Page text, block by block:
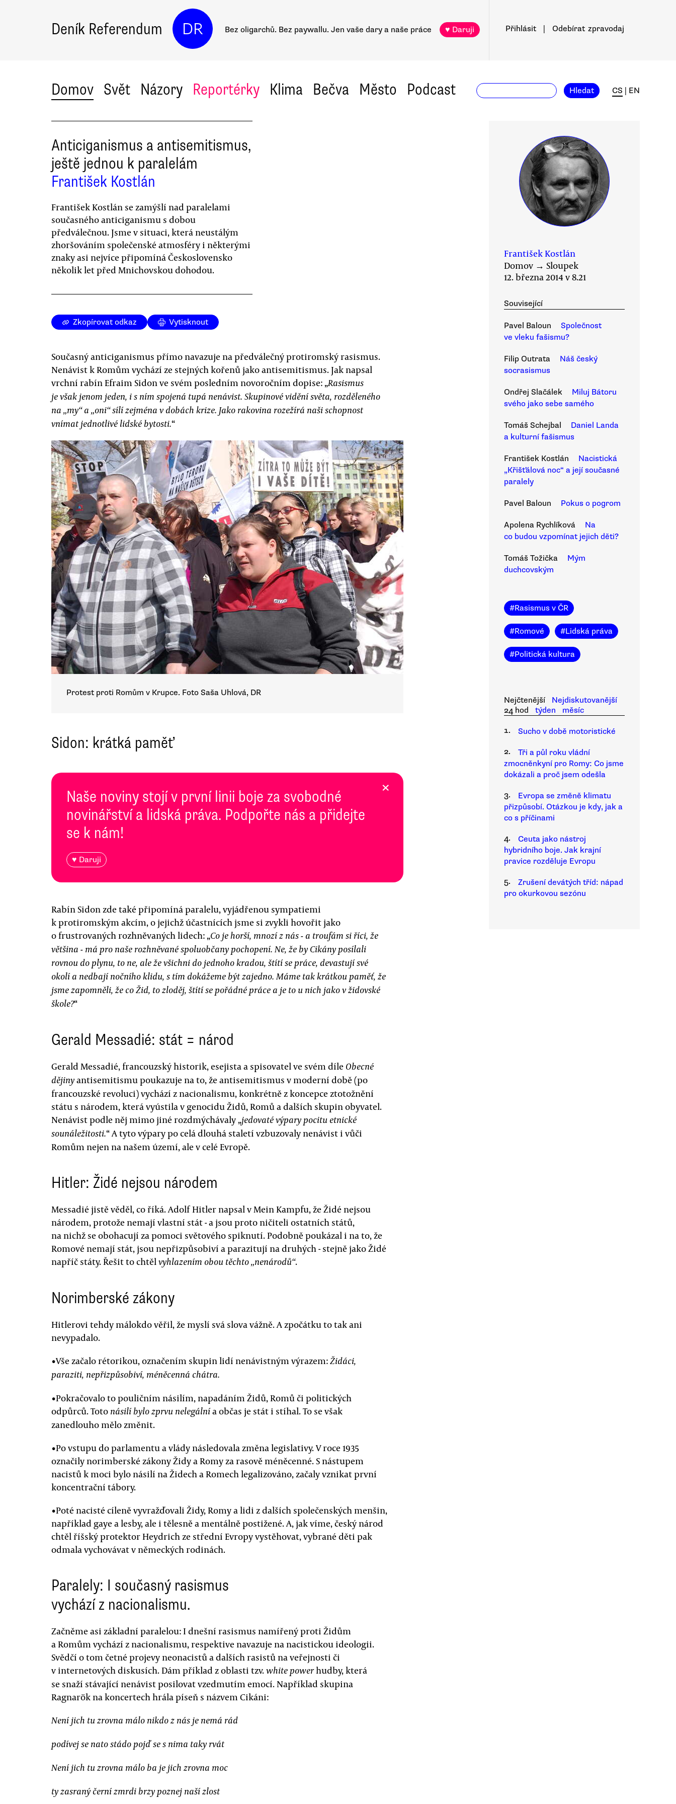
Deník Referendum DR Bez oligarchů. Bez paywallu. Jen vaše dary a naše práce ♥ Daruji Přihlásit Odebírat zpravodaj
Domov Svět Názory Reportérky Klima Bečva Město Podcast Hledat CS EN
Anticiganismus a antisemitismus,
ještě jednou k paralelám
František Kostlán
František Kostlán se zamýšlí nad paralelami
současného anticiganismu s dobou
předválečnou. Jsme v situaci, která neustálým
zhoršováním společenské atmosféry i některými
znaky asi nejvíce připomíná Československo
několik let před Mnichovskou dohodou.
Zkopírovat odkaz Vytisknout
Současný anticiganismus přímo navazuje na předválečný protiromský rasismus.
Nenávist k Romům vychází ze stejných kořenů jako antisemitismus. Jak napsal
vrchní rabín Efraim Sidon ve svém posledním novoročním dopise: „Rasismus
je však jenom jeden, i s ním spojená tupá nenávist. Skupinové vidění světa, rozděleného
na „my“ a „oni“ sílí zejména v dobách krize. Jako rakovina rozežírá naši schopnost
vnímat jednotlivé lidské bytosti.“
Protest proti Romům v Krupce. Foto Saša Uhlová, DR
Sidon: krátká paměť
Naše noviny stojí v první linii boje za svobodné
novinářství a lidská práva. Podpořte nás a přidejte
se k nám!
♥ Daruji
×
Rabín Sidon zde také připomíná paralelu, vyjádřenou sympatiemi
k protiromským akcím, o jejichž účastnících jsme si zvykli hovořit jako
o frustrovaných rozhněvaných lidech: „Co je horší, mnozí z nás - a troufám si říci, že
většina - má pro naše rozhněvané spoluobčany pochopení. Ne, že by Cikány posílali
rovnou do plynu, to ne, ale že všichni do jednoho kradou, štítí se práce, devastují své
okolí a nedbají nočního klidu, s tím dokážeme být zajedno. Máme tak krátkou paměť, že
jsme zapomněli, že co Žid, to zloděj, štítí se pořádné práce a je to u nich jako v židovské
škole?“
Gerald Messadié: stát = národ
Gerald Messadié, francouzský historik, esejista a spisovatel ve svém díle Obecné
dějinyantisemitismu poukazuje na to, že antisemitismus v moderní době (po
francouzské revoluci) vychází z nacionalismu, konkrétně z koncepce ztotožnění
státu s národem, která vyústila v genocidu Židů, Romů a dalších skupin obyvatel.
Nenávist podle něj mimo jiné rozdmýchávaly „jedovaté výpary pocitu etnické
sounáležitosti.“ A tyto výpary po celá dlouhá staletí vzbuzovaly nenávist i vůči
Romům nejen na našem území, ale v celé Evropě.
Hitler: Židé nejsou národem
Messadié jistě věděl, co říká. Adolf Hitler napsal v Mein Kampfu, že Židé nejsou
národem, protože nemají vlastní stát - a jsou proto ničiteli ostatních států,
na nichž se obohacují za pomoci světového spiknutí. Podobně poukázal i na to, že
Romové nemají stát, jsou nepřizpůsobiví a parazitují na druhých - stejně jako Židé
napříč státy. Řešit to chtělvyhlazením obou těchto „nenárodů“.
Norimberské zákony
Hitlerovi tehdy málokdo věřil, že myslí svá slova vážně. A zpočátku to tak ani
nevypadalo.
•Vše začalo rétorikou, označením skupin lidí nenávistným výrazem:Židáci,
paraziti, nepřizpůsobiví, méněcenná chátra.
•Pokračovalo to pouličním násilím, napadáním Židů, Romů či politických
odpůrců. Toto násilí bylo zprvu nelegálnía občas je stát i stíhal. To se však
zanedlouho mělo změnit.
•Po vstupu do parlamentu a vlády následovala změna legislativy. V roce 1935
označily norimberské zákony Židy a Romy za rasově méněcenné. S nástupem
nacistů k moci bylo násilí na Židech a Romech legalizováno, začaly vznikat první
koncentrační tábory.
•Poté nacisté cíleně vyvražďovali Židy, Romy a lidi z dalších společenských menšin,
například gaye a lesby, ale i tělesně a mentálně postižené. A, jak víme, český národ
chtěl říšský protektor Heydrich ze střední Evropy vystěhovat, vybrané děti pak
odmala vychovávat v německých rodinách.
Paralely: I současný rasismus
vychází z nacionalismu.
Začněme asi základní paralelou: I dnešní rasismus namířený proti Židům
a Romům vychází z nacionalismu, respektive navazuje na nacistickou ideologii.
Svědčí o tom četné projevy neonacistů a dalších rasistů na veřejnosti či
v internetových diskusích. Dám příklad z oblasti tzv.white powerhudby, která
se snaží stávající nenávist posilovat vzedmutím emocí. Například skupina
Ragnarök na koncertech hrála píseň s názvem Cikáni:
Není jich tu zrovna málo nikdo z nás je nemá rád
podívej se nato stádo pojď se s nima taky rvát
Není jich tu zrovna málo ba je jich zrovna moc
ty zasraný černí zmrdi brzy poznej naší zlost
František Kostlán
Domov → Sloupek
12. března 2014 v 8.21
Související
Pavel Baloun
Společnost
ve vleku fašismu?
Filip Outrata
Náš český
socrasismus
Ondřej Slačálek
Miluj Bátoru
svého jako sebe samého
Tomáš Schejbal
Daniel Landa
a kulturní fašismus
František Kostlán
Nacistická
„Křišťálová noc“ a její současné
paralely
Pavel Baloun Pokus o pogrom
Apolena Rychlíková
Na
co budou vzpomínat jejich děti?
Tomáš Tožička
Mým
duchcovským
#Rasismus v ČR
#Romové #Lidská práva
#Politická kultura
Nejčtenější
Nejdiskutovanější
24 hod
týden
měsíc
1.
Sucho v době motoristické
2.
Tři a půl roku vládní
zmocněnkyní pro Romy: Co jsme
dokázali a proč jsem odešla
3.
Evropa se změně klimatu
přizpůsobí. Otázkou je kdy, jak a
co s příčinami
4.
Ceuta jako nástroj
hybridního boje. Jak krajní
pravice rozděluje Evropu
5.
Zrušení devátých tříd: nápad
pro okurkovou sezónu